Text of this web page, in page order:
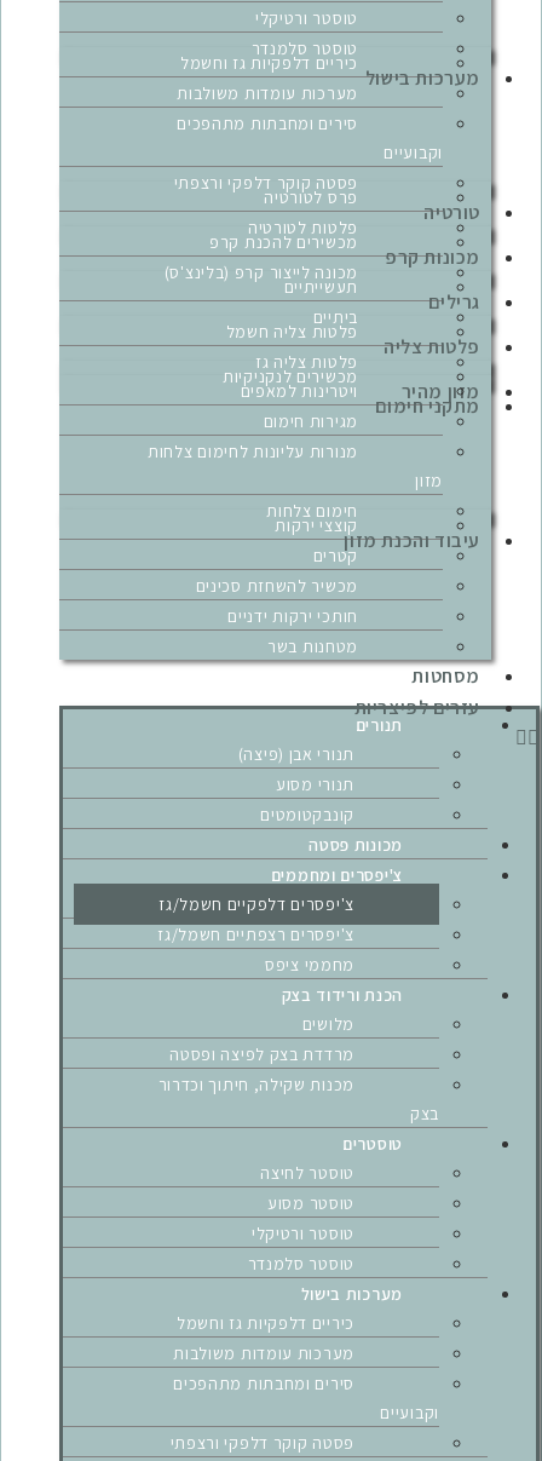
טוסטר ורטיקלי
טוסטר סלמנדר
מערכות בישול
כיריים דלפקיות גז וחשמל
מערכות עומדות משולבות
סירים ומחבתות מתהפכים
וקבועיים
פסטה קוקר דלפקי ורצפתי
טורטיה
פרס לטורטיה
פלטות לטורטיה
מכונות קרפ
מכשירים להכנת קרפ
מכונה לייצור קרפ (בלינצ'ס)
גרילים
תעשייתיים
ביתיים
פלטות צליה
פלטות צליה חשמל
פלטות צליה גז
מזון מהיר
מכשירים לנקניקיות
מתקני חימום
ויטרינות למאפים
מגירות חימום
מנורות עליונות לחימום צלחות
מזון
חימום צלחות
עיבוד והכנת מזון
קוצצי ירקות
קטרים
מכשיר להשחזת סכינים
חותכי ירקות ידניים
מטחנות בשר
מסחטות
עזרים לפיצריות
תנורים
תנורי אבן (פיצה)
תנורי מסוע
קונבקטומטים
מכונות פסטה
צ'יפסרים ומחממים
צ'יפסרים דלפקיים חשמל/גז
צ'יפסרים רצפתיים חשמל/גז
מחממי ציפס
הכנת ורידוד בצק
מלושים
מרדדת בצק לפיצה ופסטה
מכנות שקילה, חיתוך וכדרור
בצק
טוסטרים
טוסטר לחיצה
טוסטר מסוע
טוסטר ורטיקלי
טוסטר סלמנדר
מערכות בישול
כיריים דלפקיות גז וחשמל
מערכות עומדות משולבות
סירים ומחבתות מתהפכים
וקבועיים
פסטה קוקר דלפקי ורצפתי